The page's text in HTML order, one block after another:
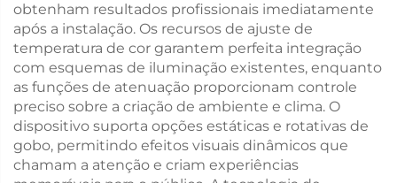
obtenham resultados profissionais imediatamente
após a instalação. Os recursos de ajuste de
temperatura de cor garantem perfeita integração
com esquemas de iluminação existentes, enquanto
as funções de atenuação proporcionam controle
preciso sobre a criação de ambiente e clima. O
dispositivo suporta opções estáticas e rotativas de
gobo, permitindo efeitos visuais dinâmicos que
chamam a atenção e criam experiências